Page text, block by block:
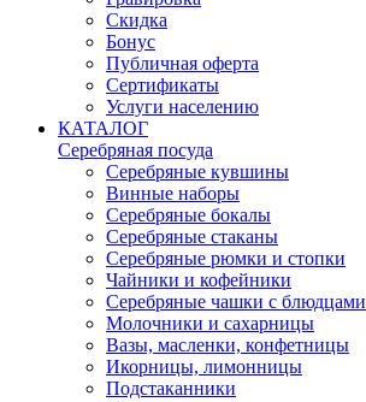
Скидка
Бонус
Публичная оферта
Сертификаты
Услуги населению
КАТАЛОГ
Серебряная посуда
Серебряные кувшины
Винные наборы
Серебряные бокалы
Серебряные стаканы
Серебряные рюмки и стопки
Чайники и кофейники
Серебряные чашки с блюдцами
Молочники и сахарницы
Вазы, масленки, конфетницы
Икорницы, лимонницы
Подстаканники